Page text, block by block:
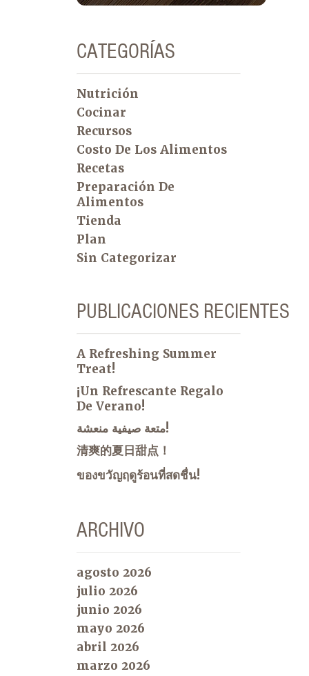
CATEGORÍAS
Nutrición
Cocinar
Recursos
Costo De Los Alimentos
Recetas
Preparación De
Alimentos
Tienda
Plan
Sin Categorizar
PUBLICACIONES RECIENTES
A Refreshing Summer
Treat!
¡Un Refrescante Regalo
De Verano!
متعة صيفية منعشة!
清爽的夏日甜点！
ของขวัญฤดูร้อนที่สดชื่น!
ARCHIVO
agosto 2026
julio 2026
junio 2026
mayo 2026
abril 2026
marzo 2026